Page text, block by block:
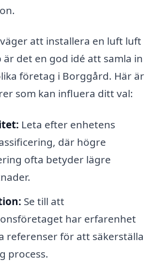
att installera en luft luft
det en god idé att samla in
företag i Borggård. Här är
som kan influera ditt val:
Leta efter enhetens
där högre
ofta betyder lägre
Se till att
har erfarenhet
referenser för att säkerställa
process.